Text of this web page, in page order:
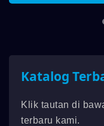
Katalog
Klik tautan di
terbaru kami.